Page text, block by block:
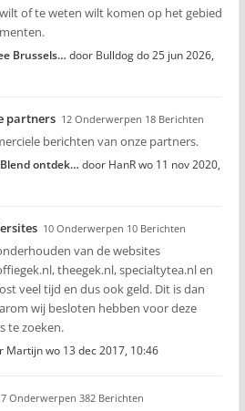
of te weten wilt komen op het gebied
Brussels… door Bulldogdo 25 jun 2026,
partners 12 Onderwerpen 18 Berichten
berichten van onze partners.
ontdek… door HanRwo 11 nov 2020,
10 Onderwerpen 10 Berichten
van de websites
theegek.nl, specialtytea.nl en
veel tijd en dus ook geld. Dit is dan
wij besloten hebben voor deze
te zoeken.
Martijnwo 13 dec 2017, 10:46
7 Onderwerpen 382 Berichten